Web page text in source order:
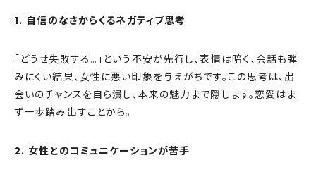
1. 自信のなさからくるネガティブ思考
「どうせ失敗する…」という不安が先行し、表情は暗く、会話も弾
みにくい結果、女性に悪い印象を与えがちです。この思考は、出
会いのチャンスを自ら潰し、本来の魅力まで隠します。恋愛はま
ず一歩踏み出すことから。
2. 女性とのコミュニケーションが苦手